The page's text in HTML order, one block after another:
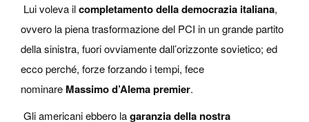
Lui voleva ilcompletamento della democrazia italiana,
ovvero la piena trasformazione del PCI in un grande partito
della sinistra, fuori ovviamente dall’orizzonte sovietico; ed
ecco perché, forze forzando i tempi, fece
nominare Massimo d’Alema premier.
Gli americani ebbero lagaranzia della nostra